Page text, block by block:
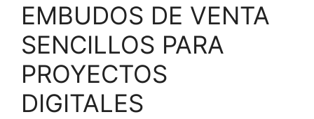
EMBUDOS DE VENTA
SENCILLOS PARA
PROYECTOS
DIGITALES